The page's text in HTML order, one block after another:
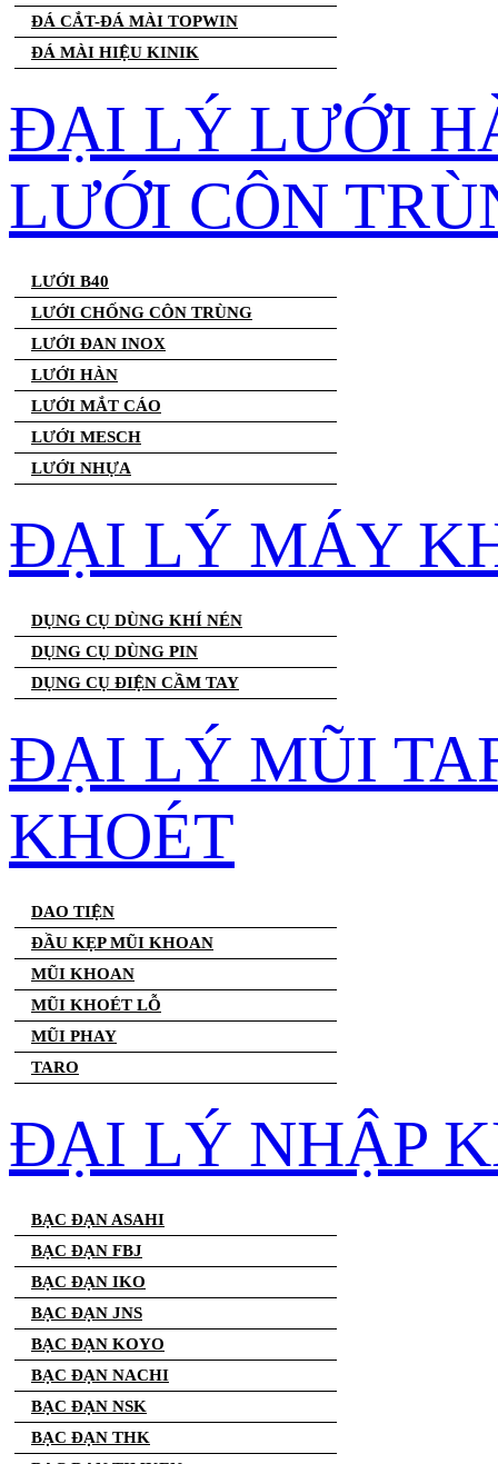
ĐÁ CẮT-ĐÁ MÀI TOPWIN
ĐÁ MÀI HIỆU KINIK
ĐẠI LÝ LƯỚI
LƯỚI CÔN
LƯỚI B40
LƯỚI CHỐNG CÔN TRÙNG
LƯỚI ĐAN INOX
LƯỚI HÀN
LƯỚI MẮT CÁO
LƯỚI MESCH
LƯỚI NHỰA
ĐẠI LÝ MÁY
DỤNG CỤ DÙNG KHÍ NÉN
DỤNG CỤ DÙNG PIN
DỤNG CỤ ĐIỆN CẦM TAY
ĐẠI LÝ MŨI
KHOÉT
DAO TIỆN
ĐẦU KẸP MŨI KHOAN
MŨI KHOAN
MŨI KHOÉT LỖ
MŨI PHAY
TARO
ĐẠI LÝ NHẬP
BẠC ĐẠN ASAHI
BẠC ĐẠN FBJ
BẠC ĐẠN IKO
BẠC ĐẠN JNS
BẠC ĐẠN KOYO
BẠC ĐẠN NACHI
BẠC ĐẠN NSK
BẠC ĐẠN THK